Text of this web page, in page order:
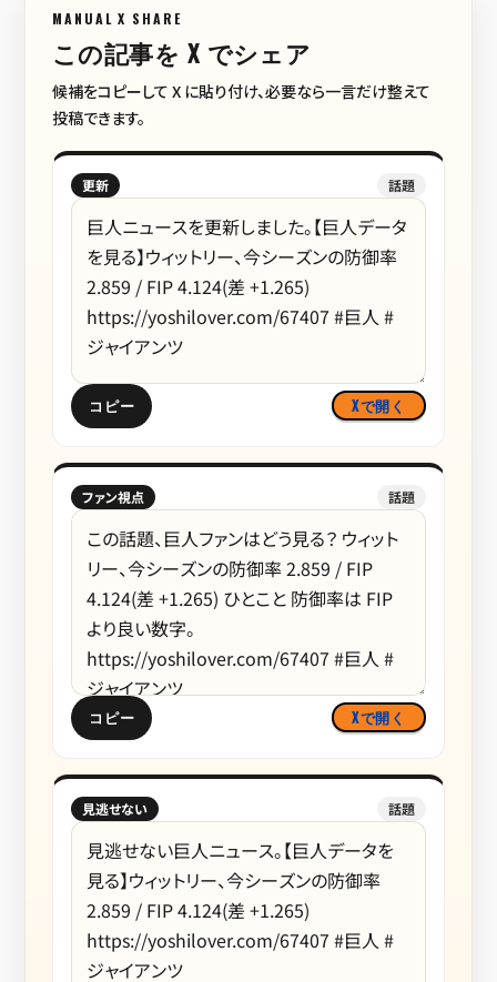
MANUAL X SHARE
この記事を X でシェア
候補をコピーして X に貼り付け、必要なら一言だけ整えて
投稿できます。
更新 話題
コピー Xで開く
ファン視点 話題
コピー Xで開く
見逃せない 話題